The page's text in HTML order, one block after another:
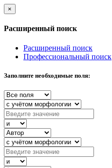
×
Расширенный поиск
Расширенный поиск
Профессиональный поиск
Заполните необходимые поля: